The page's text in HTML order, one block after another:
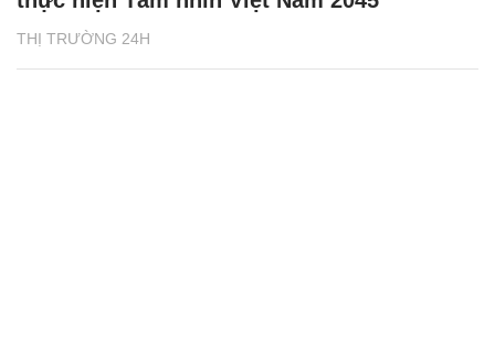
THỊ TRƯỜNG 24H